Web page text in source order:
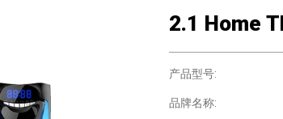
2.1 Home
产品型号:
品牌名称: